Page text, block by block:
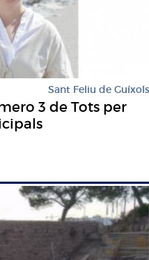
Sant Feliu de Guíxols
3 de Tots per